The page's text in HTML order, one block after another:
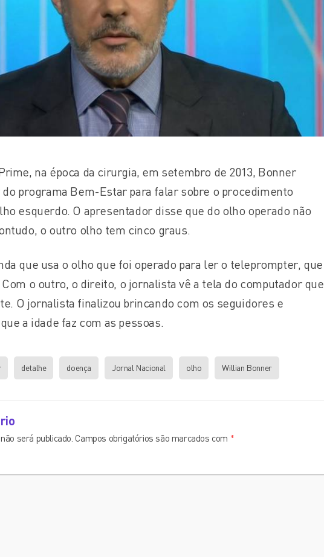
na época da cirurgia, em setembro de 2013, Bonner
programa Bem-Estar para falar sobre o procedimento
esquerdo. O apresentador disse que do olho operado não
o outro olho tem cinco graus.
que usa o olho que foi operado para ler o teleprompter, que
o outro, o direito, o jornalista vê a tela do computador que
O jornalista finalizou brincando com os seguidores e
a idade faz com as pessoas.
detalhe doença Jornal Nacional olho Willian Bonner
será publicado. Campos obrigatórios são marcados com *